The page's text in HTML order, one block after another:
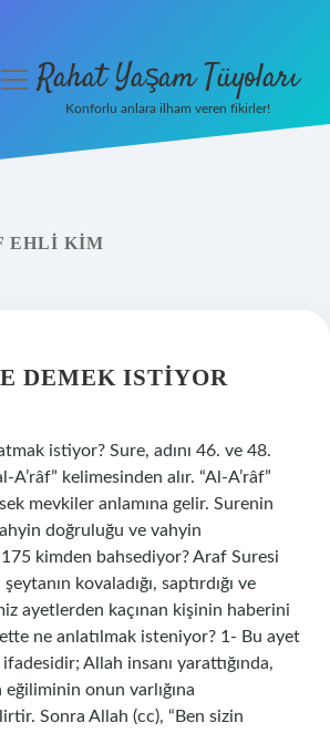
menüyüRahat Yaşam Tüyoları
Konforlu anlara ilham veren fikirler!
EHLI KIM
DEMEK ISTIYOR
istiyor? Sure, adını 46. ve 48.
A’râf” kelimesinden alır. “Al-A’râf”
mevkiler anlamına gelir. Surenin
doğruluğu ve vahyin
kimden bahsediyor? Araf Suresi
kovaladığı, saptırdığı ve
ayetlerden kaçınan kişinin haberini
ne anlatılmak isteniyor? 1- Bu ayet
Allah insanı yarattığında,
eğiliminin onun varlığına
Sonra Allah (cc), “Ben sizin